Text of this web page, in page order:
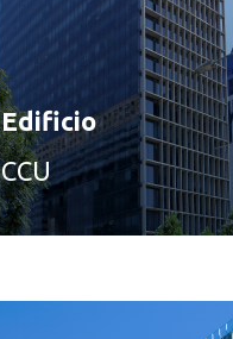
Edificio
CCU